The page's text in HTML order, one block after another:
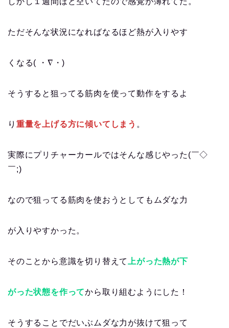
ただそんな状況になればなるほど熱が入りやす
くなる( ・∇・)
そうすると狙ってる筋肉を使って動作をするよ
り 重量を上げる方に傾いてしまう 。
実際にプリチャーカールではそんな感じやった(￣◇
￣;)
なので狙ってる筋肉を使おうとしてもムダな力
が入りやすかった。
そのことから意識を切り替えて 上がった熱が下
がった状態を作ってから取り組むようにした！
そうすることでだいぶムダな力が抜けて狙って